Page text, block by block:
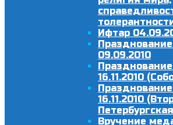
Ифтар
09.09.2010
16.11.2010
16.11.2010
Вручение